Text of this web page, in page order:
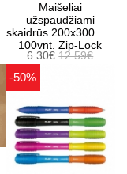
Maišeliai
užspaudžiami
skaidrūs 200x300mm
100vnt. Zip-Lock
6.30€12.59€
-50%